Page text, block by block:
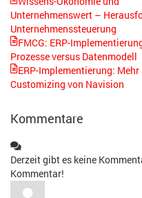
Unternehmenswert –
Unternehmenssteuerung
FMCG: ERP-
Prozesse versus Datenmodell
ERP-Implementierung: Mehr
Customizing von Navision
Kommentare
Derzeit gibt es keine
Kommentar!